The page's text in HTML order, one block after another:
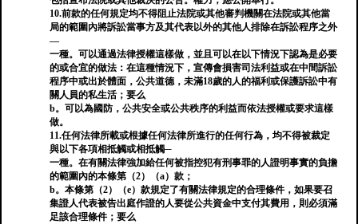
10.前款的任何規定均不得阻止法院或其他審判機關在法院或其他當
局的範圍內將訴訟當事方及其代表以外的其他人排除在訴訟程序之外
—
一種。可以通過法律授權這樣做，並且可以在以下情況下認為是必要
的或合宜的做法：在這種情況下，宣傳會損害司法利益或在中間訴訟
程序中或出於體面，公共道德，未滿18歲的人的福利或保護訴訟中有
關人員的私生活；要么
b。可以為國防，公共安全或公共秩序的利益而依法授權或要求這樣
做。
11.任何法律所載或根據任何法律所進行的任何行為，均不得被裁定
與以下各項相抵觸或相抵觸─
一種。在有關法律強加給任何被指控犯有刑事罪的人證明事實的負擔
的範圍內的本條第（2）（a）款；
b。本條第（2）（e）款規定了有關法律規定的合理條件，如果要召
集證人代表被告出庭作證的人要從公共資金中支付其費用，則必須滿
足該合理條件；要么